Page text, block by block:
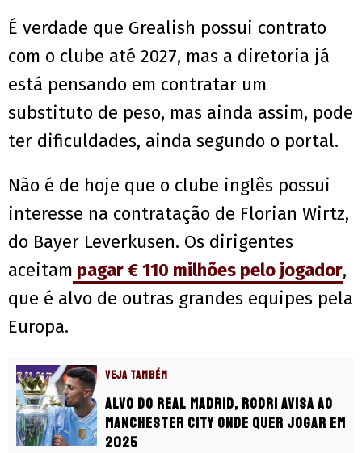
É verdade que Grealish possui contrato
com o clube até 2027, mas a diretoria já
está pensando em contratar um
substituto de peso, mas ainda assim, pode
ter dificuldades, ainda segundo o portal.
Não é de hoje que o clube inglês possui
interesse na contratação de Florian Wirtz,
do Bayer Leverkusen. Os dirigentes
aceitam pagar € 110 milhões pelo jogador,
que é alvo de outras grandes equipes pela
Europa.
VEJA TAMBÉM
Alvo do Real Madrid, Rodri avisa ao
Manchester City onde quer jogar em
2025